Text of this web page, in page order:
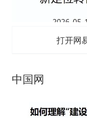
打开网
中国网